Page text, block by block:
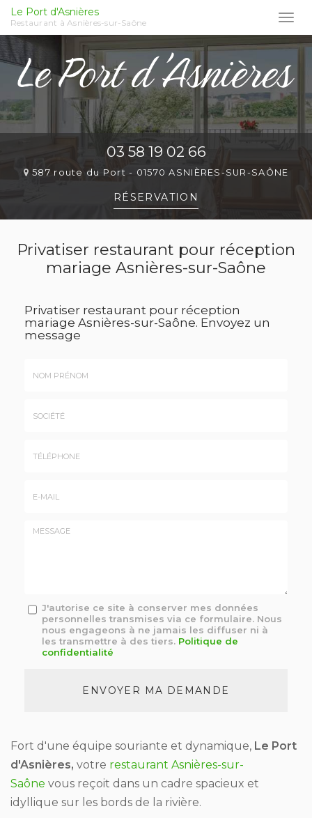
Aller
au
contenu
principal
Le Port d'Asnières
Restaurant à Asnières-sur-Saône
03 58 19 02 66
587 route du Port - 01570 ASNIÈRES-SUR-SAÔNE
RÉSERVATION
Privatiser restaurant pour réception
mariage Asnières-sur-Saône
Privatiser restaurant pour réception
mariage Asnières-sur-Saône. Envoyez un
message
Message
J'autorise ce site à conserver mes données
personnelles transmises via ce formulaire. Nous
nous engageons à ne jamais les diffuser ni à
les transmettre à des tiers. Politique de
confidentialité
ENVOYER MA DEMANDE
Fort d'une équipe souriante et dynamique, Le Port
d'Asnières, votre restaurant Asnières-sur-
Saône vous reçoit dans un cadre spacieux et
idyllique sur les bords de la rivière.